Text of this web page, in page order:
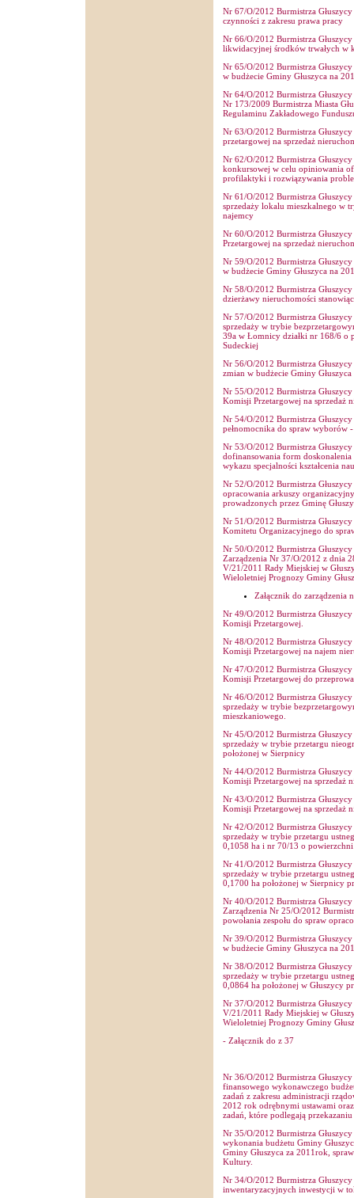
Nr 67/O/2012 Burmistrza
czynności z zakresu prawa pracy
Nr 66/O/2012 Burmistrza
likwidacyjnej środków trwałych w
Nr 65/O/2012 Burmistrza
w budżecie Gminy Głuszyca na
Nr 64/O/2012 Burmistrza
Nr 173/2009 Burmistrza Miasta
Regulaminu Zakładowego
Nr 63/O/2012 Burmistrza
przetargowej na sprzedaż
Nr 62/O/2012 Burmistrza
konkursowej w celu opiniowania
profilaktyki i rozwiązywania
Nr 61/O/2012 Burmistrza
sprzedaży lokalu mieszkalnego w
najemcy
Nr 60/O/2012 Burmistrza
Przetargowej na sprzedaż
Nr 59/O/2012 Burmistrza
w budżecie Gminy Głuszyca na
Nr 58/O/2012 Burmistrza
dzierżawy nieruchomości
Nr 57/O/2012 Burmistrza
sprzedaży w trybie
39a w Łomnicy działki nr 168/6 o
Sudeckiej
Nr 56/O/2012 Burmistrza
zmian w budżecie Gminy
Nr 55/O/2012 Burmistrza
Komisji Przetargowej na sprzedaż
Nr 54/O/2012 Burmistrza
pełnomocnika do spraw wyborów
Nr 53/O/2012 Burmistrza
dofinansowania form
wykazu specjalności kształcenia
Nr 52/O/2012 Burmistrza
opracowania arkuszy
prowadzonych przez Gminę
Nr 51/O/2012 Burmistrza
Komitetu Organizacyjnego do
Nr 50/O/2012 Burmistrza
Zarządzenia Nr 37/O/2012 z dnia
V/21/2011 Rady Miejskiej w
Wieloletniej Prognozy Gminy
Załącznik do zarządzenia
Nr 49/O/2012 Burmistrza
Komisji Przetargowej.
Nr 48/O/2012 Burmistrza
Komisji Przetargowej na najem
Nr 47/O/2012 Burmistrza
Komisji Przetargowej do
Nr 46/O/2012 Burmistrza
sprzedaży w trybie
mieszkaniowego.
Nr 45/O/2012 Burmistrza
sprzedaży w trybie przetargu
położonej w Sierpnicy
Nr 44/O/2012 Burmistrza
Komisji Przetargowej na sprzedaż
Nr 43/O/2012 Burmistrza
Komisji Przetargowej na sprzedaż
Nr 42/O/2012 Burmistrza
sprzedaży w trybie przetargu
0,1058 ha i nr 70/13 o
Nr 41/O/2012 Burmistrza
sprzedaży w trybie przetargu
0,1700 ha położonej w Sierpnicy
Nr 40/O/2012 Burmistrza
Zarządzenia Nr 25/O/2012
powołania zespołu do spraw
Nr 39/O/2012 Burmistrza
w budżecie Gminy Głuszyca na
Nr 38/O/2012 Burmistrza
sprzedaży w trybie przetargu
0,0864 ha położonej w Głuszycy
Nr 37/O/2012 Burmistrza
V/21/2011 Rady Miejskiej w
Wieloletniej Prognozy Gminy
- Załącznik do z 37
Nr 36/O/2012 Burmistrza
finansowego wykonawczego
zadań z zakresu administracji
2012 rok odrębnymi ustawami
zadań, które podlegają
Nr 35/O/2012 Burmistrza
wykonania budżetu Gminy
Gminy Głuszyca za 2011rok,
Kultury.
Nr 34/O/2012 Burmistrza
inwentaryzacyjnych inwestycji w